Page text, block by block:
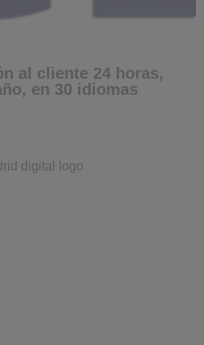
al cliente 24 horas,
en 30 idiomas